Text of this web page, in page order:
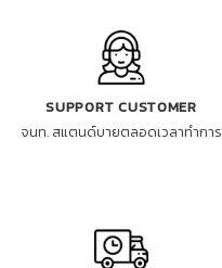
SUPPORT CUSTOMER
จนท. สแตนด์บายตลอดเวลาทำการ